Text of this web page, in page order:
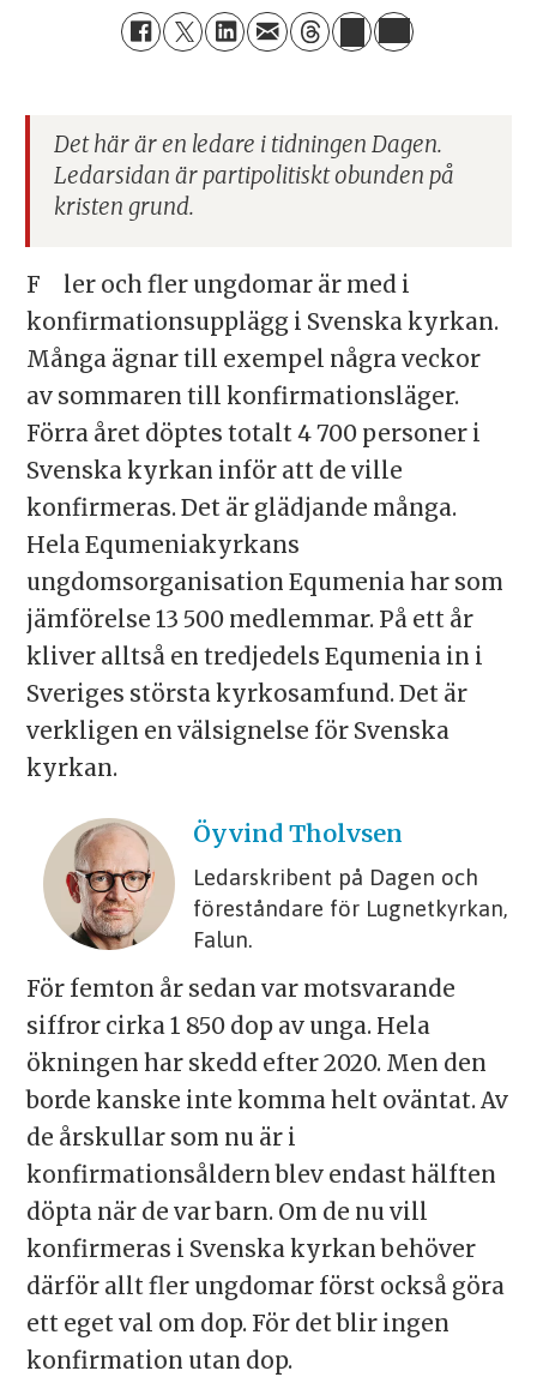
Det här är en ledare i tidningen Dagen.
Ledarsidan är partipolitiskt obunden på
kristen grund.
Fler och fler ungdomar är med i
konfirmationsupplägg i Svenska kyrkan.
Många ägnar till exempel några veckor
av sommaren till konfirmationsläger.
Förra året döptes totalt 4 700 personer i
Svenska kyrkan inför att de ville
konfirmeras. Det är glädjande många.
Hela Equmeniakyrkans
ungdomsorganisation Equmenia har som
jämförelse 13 500 medlemmar. På ett år
kliver alltså en tredjedels Equmenia in i
Sveriges största kyrkosamfund. Det är
verkligen en välsignelse för Svenska
kyrkan.
Öyvind Tholvsen
Ledarskribent på Dagen och
föreståndare för Lugnetkyrkan,
Falun.
För femton år sedan var motsvarande
siffror cirka 1 850 dop av unga. Hela
ökningen har skedd efter 2020. Men den
borde kanske inte komma helt oväntat. Av
de årskullar som nu är i
konfirmationsåldern blev endast hälften
döpta när de var barn. Om de nu vill
konfirmeras i Svenska kyrkan behöver
därför allt fler ungdomar först också göra
ett eget val om dop. För det blir ingen
konfirmation utan dop.